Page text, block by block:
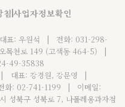
침 사업자정보확인
대표: 우원석 |
전화: 031-298-
목천로 149 (고색동 464-5)
|
49-35838
| 대표: 강경원, 강문영
|
화: 02-741-1199 |
이메일:
성북구 성북로 7, 나폴레옹과자점